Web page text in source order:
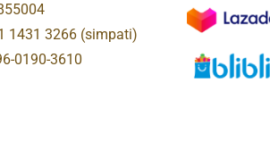
3266 (simpati)
0190-3610